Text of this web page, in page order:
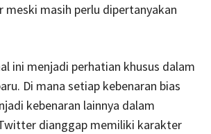
meski masih perlu dipertanyakan
ini menjadi perhatian khusus dalam
Di mana setiap kebenaran bias
kebenaran lainnya dalam
dianggap memiliki karakter